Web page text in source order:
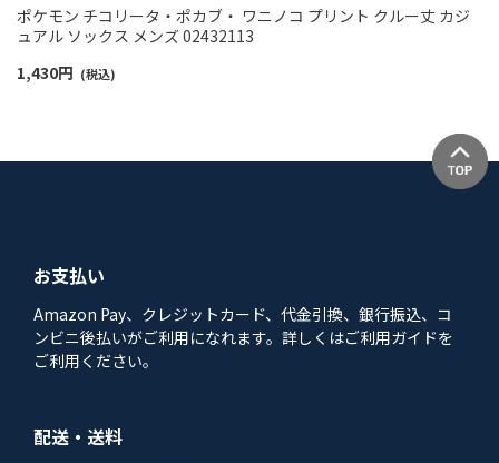
ポケモン チコリータ・ポカブ・ ワニノコ プリント クルー丈 カジ
ュアル ソックス メンズ 02432113
1,430円 (税込)
お支払い
Amazon Pay、クレジットカード、代金引換、銀行振込、コ
ンビニ後払いがご利用になれます。詳しくはご利用ガイドを
ご利用ください。
配送・送料